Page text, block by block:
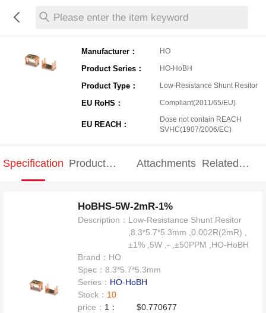
Please enter the item keyword
Manufacturer： HO
Product Series： HO-HoBH
Product Type： Low-Resistance Shunt Resitor
EU RoHS： Compliant(2011/65/EU)
EU REACH：
Dose not contain REACH
SVHC(1907/2006/EC)
Specification Product
Attachments Related
HoBHS-5W-2mR-1%
Description： Low-Resistance Shunt Resitor
,8.3*5.7*5.3mm ,0.002R(2mR) ,
±1% ,5W ,- ,±50PPM ,HO-HoBH
Brand： HO
Spec：8.3*5.7*5.3mm
Series： HO-HoBH
Stock： 10
price： 1：
$0.770677